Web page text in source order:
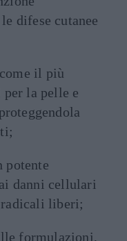
difese cutanee
il più
la pelle e
potente
danni cellulari
liberi;
formulazioni,